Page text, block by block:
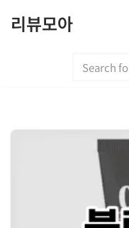
리뷰모아